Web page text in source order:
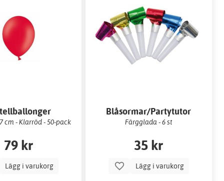
cm - Klarröd - 50-pack
79 kr
Lägg i varukorg
Blåsormar/Partytutor
Färgglada - 6 st
35 kr
Lägg i varukorg